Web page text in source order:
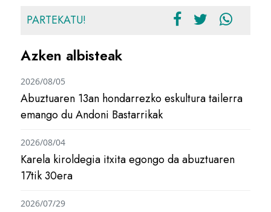
PARTEKATU!
Azken albisteak
Abuztuaren 13an hondarrezko eskultura tailerra
emango du Andoni Bastarrikak
2026/08/05
Karela kiroldegia itxita egongo da abuztuaren
17tik 30era
2026/08/04
2026/07/29